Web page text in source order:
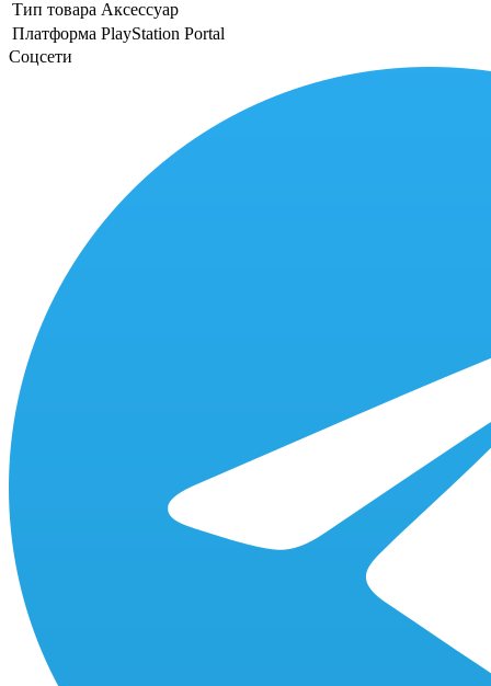
Тип товара Аксессуар
Платформа PlayStation Portal
Соцсети